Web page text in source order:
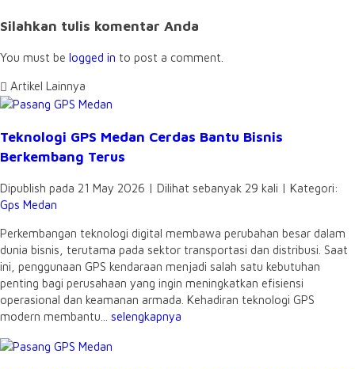
Silahkan tulis komentar Anda
You must be logged in to post a comment.
Artikel Lainnya
Teknologi GPS Medan Cerdas Bantu Bisnis
Berkembang Terus
Dipublish pada 21 May 2026 | Dilihat sebanyak 29 kali | Kategori:
Gps Medan
Perkembangan teknologi digital membawa perubahan besar dalam
dunia bisnis, terutama pada sektor transportasi dan distribusi. Saat
ini, penggunaan GPS kendaraan menjadi salah satu kebutuhan
penting bagi perusahaan yang ingin meningkatkan efisiensi
operasional dan keamanan armada. Kehadiran teknologi GPS
modern membantu... selengkapnya